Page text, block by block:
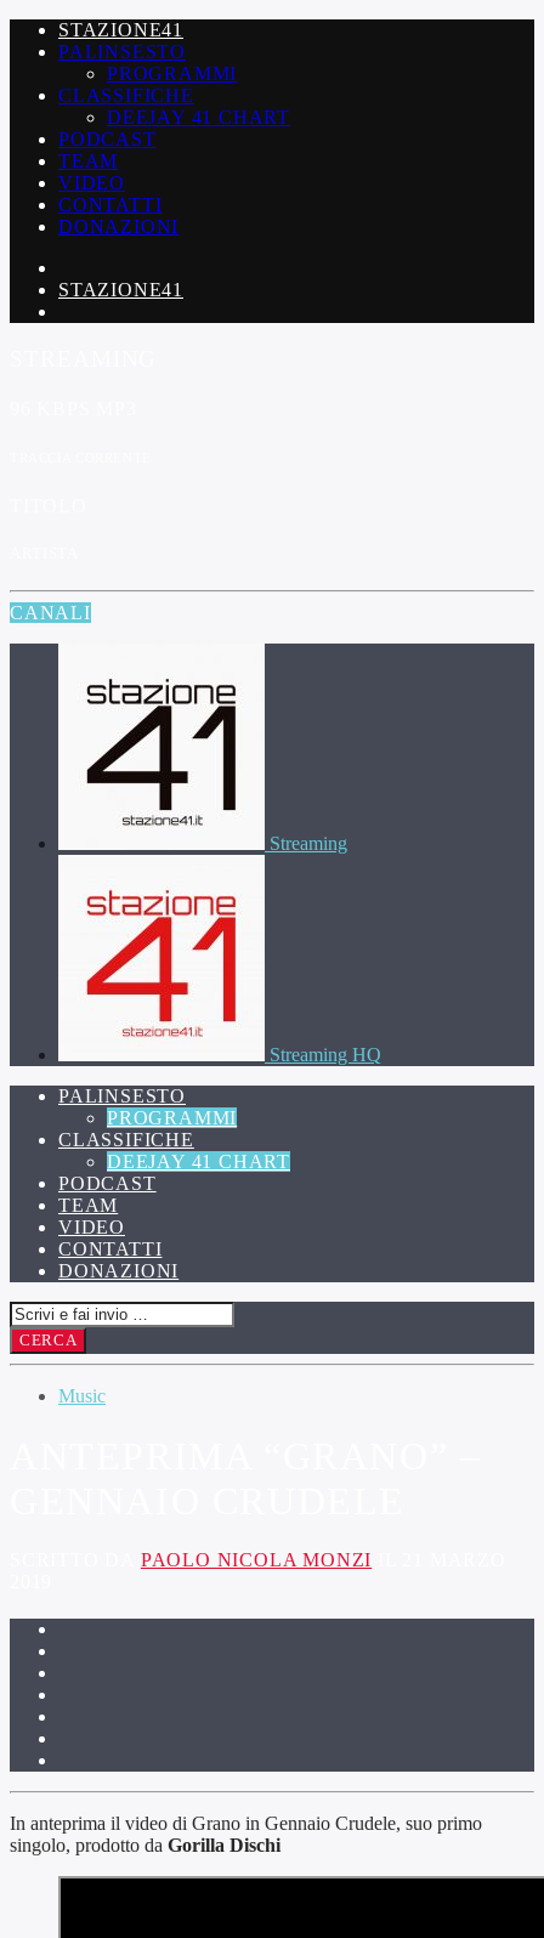
STAZIONE41
PALINSESTO
PROGRAMMI
CLASSIFICHE
DEEJAY 41 CHART
PODCAST
TEAM
VIDEO
CONTATTI
DONAZIONI
STAZIONE41
CANALI
Streaming
Streaming HQ
PALINSESTO
PROGRAMMI
CLASSIFICHE
DEEJAY 41 CHART
PODCAST
TEAM
VIDEO
CONTATTI
DONAZIONI
Music
PAOLO NICOLA MONZI
In anteprima il video di Grano in Gennaio Crudele, suo primo
singolo, prodotto da Gorilla Dischi